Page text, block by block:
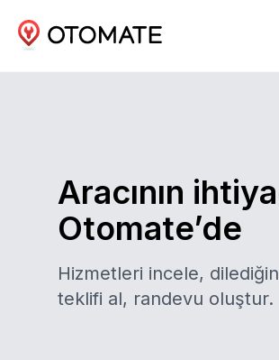
Aracının
Otomate’de
Hizmetleri incele,
teklifi al, randevu oluştur.